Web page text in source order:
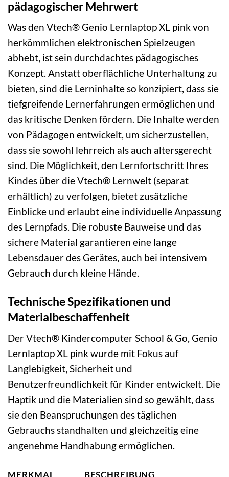
pädagogischer Mehrwert
Was den Vtech® Genio Lernlaptop XL pink von
herkömmlichen elektronischen Spielzeugen
abhebt, ist sein durchdachtes pädagogisches
Konzept. Anstatt oberflächliche Unterhaltung zu
bieten, sind die Lerninhalte so konzipiert, dass sie
tiefgreifende Lernerfahrungen ermöglichen und
das kritische Denken fördern. Die Inhalte werden
von Pädagogen entwickelt, um sicherzustellen,
dass sie sowohl lehrreich als auch altersgerecht
sind. Die Möglichkeit, den Lernfortschritt Ihres
Kindes über die Vtech® Lernwelt (separat
erhältlich) zu verfolgen, bietet zusätzliche
Einblicke und erlaubt eine individuelle Anpassung
des Lernpfads. Die robuste Bauweise und das
sichere Material garantieren eine lange
Lebensdauer des Gerätes, auch bei intensivem
Gebrauch durch kleine Hände.
Technische Spezifikationen und
Materialbeschaffenheit
Der Vtech® Kindercomputer School & Go, Genio
Lernlaptop XL pink wurde mit Fokus auf
Langlebigkeit, Sicherheit und
Benutzerfreundlichkeit für Kinder entwickelt. Die
Haptik und die Materialien sind so gewählt, dass
sie den Beanspruchungen des täglichen
Gebrauchs standhalten und gleichzeitig eine
angenehme Handhabung ermöglichen.
MERKMAL BESCHREIBUNG